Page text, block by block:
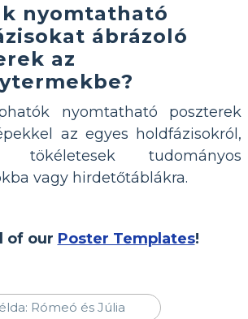
nyomtatható
ábrázoló
az
nyomtatható poszterek
az egyes holdfázisokról,
tökéletesek tudományos
vagy hirdetőtáblákra.
of our Poster Templates!